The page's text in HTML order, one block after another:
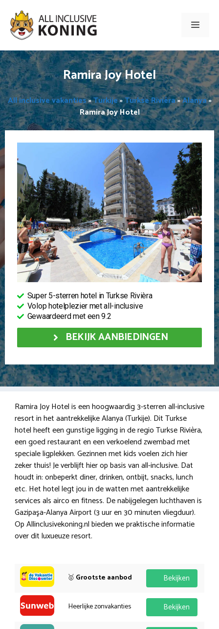
naar
inhoud
Menu
Ramira Joy Hotel
All inclusive vakanties»Turkije»Turkse Rivièra»Alanya»
Ramira Joy Hotel
Super 5-sterren hotel in Turkse Rivièra
Volop hotelplezier met all-inclusive
Gewaardeerd met een 9.2
BEKIJK AANBIEDINGEN
Ramira Joy Hotel is een hoogwaardig 3-sterren all-inclusive
resort in het aantrekkelijke Alanya (Turkije). Dit Turkse
hotel heeft een gunstige ligging in de regio Turkse Rivièra,
een goed restaurant en een verkoelend zwembad met
speciale ligplekken. Gezinnen met kids voelen zich hier
zeker thuis! Je verblijft hier op basis van all-inclusive. Dat
houdt in: onbeperkt diner, drinken, ontbijt, snacks, lunch
etc. Het hotel legt jou in de watten met aantrekkelijke
services als airco en fitness. De nabijgelegen luchthaven is
Gazipaşa-Alanya Airport (3 uur en 30 minuten vliegduur).
Op Allinclusivekoning.nl bieden we praktische informatie
over dit luxueuze resort.
🥇 Grootste aanbod Bekijken
Heerlijke zonvakanties Bekijken